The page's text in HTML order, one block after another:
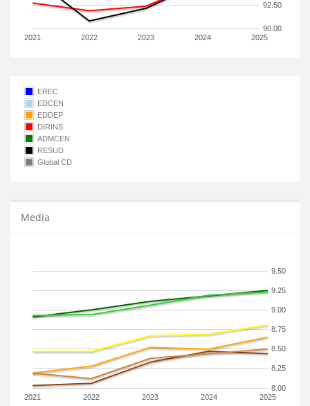
2021 2022 2023 2024 2025
90.00
92.50
EREC
EDCEN
EDDEP
DIRINS
ADMCEN
RESUD
Global CD
Media
2021 2022 2023 2024 2025
8.00
8.25
8.50
8.75
9.00
9.25
9.50